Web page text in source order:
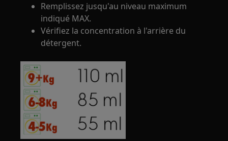
Remplissez jusqu'au niveau maximum
indiqué MAX.
Vérifiez la concentration à l'arrière du
détergent.